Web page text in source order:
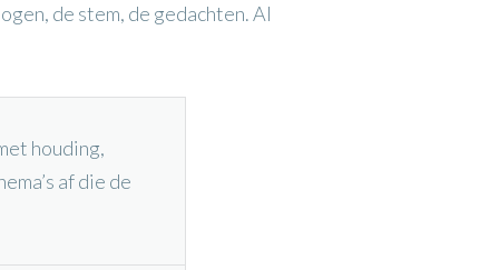
de stem, de gedachten. Al
houding,
af die de